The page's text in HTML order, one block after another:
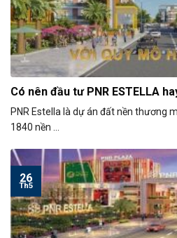
Có nên đầu tư PNR ESTELLA
PNR Estella là dự án đất nền thương
1840 nền ...
26
Th5